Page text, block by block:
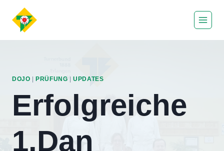
Inhalt
DOJO PRÜFUNG |UPDATES
Erfolgreiche
1.Dan